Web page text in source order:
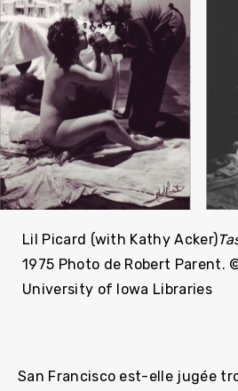
Lil Picard (with Kathy Acker)
1975 Photo de Robert Parent.
University of Iowa Libraries
San Francisco est-elle jugée